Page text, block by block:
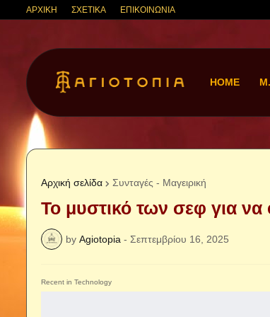
ΑΡΧΙΚΗ ΣΧΕΤΙΚΑ ΕΠΙΚΟΙΝΩΝΙΑ
HOME
Αρχική σελίδα Συνταγές - Μαγειρική
Το μυστικό των σεφ για να
by Agiotopia - Σεπτεμβρίου 16, 2025
Recent in Technology